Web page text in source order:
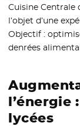
Cuisine Centrale
l’objet d’une
Objectif :
denrées
l’énergie
lycées